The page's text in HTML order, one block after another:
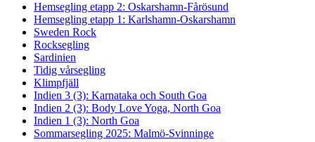
Hemsegling etapp 2: Oskarshamn-Fårösund
Hemsegling etapp 1: Karlshamn-Oskarshamn
Sweden Rock
Rocksegling
Sardinien
Tidig vårsegling
Klimpfjäll
Indien 3 (3): Karnataka och South Goa
Indien 2 (3): Body Love Yoga, North Goa
Indien 1 (3): North Goa
Sommarsegling 2025: Malmö-Svinninge